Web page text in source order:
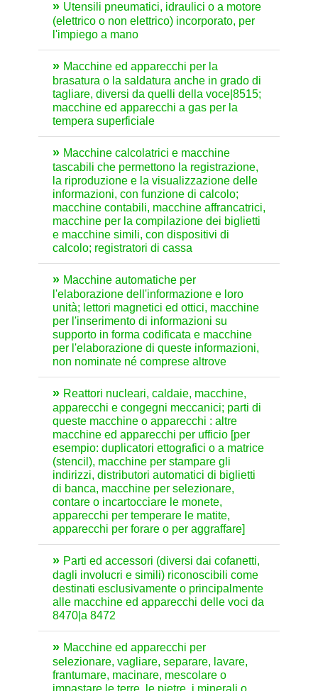
Utensili pneumatici, idraulici o a motore
(elettrico o non elettrico) incorporato, per
l'impiego a mano
Macchine ed apparecchi per la
brasatura o la saldatura anche in grado di
tagliare, diversi da quelli della voce|8515;
macchine ed apparecchi a gas per la
tempera superficiale
Macchine calcolatrici e macchine
tascabili che permettono la registrazione,
la riproduzione e la visualizzazione delle
informazioni, con funzione di calcolo;
macchine contabili, macchine affrancatrici,
macchine per la compilazione dei biglietti
e macchine simili, con dispositivi di
calcolo; registratori di cassa
Macchine automatiche per
l'elaborazione dell'informazione e loro
unità; lettori magnetici ed ottici, macchine
per l'inserimento di informazioni su
supporto in forma codificata e macchine
per l'elaborazione di queste informazioni,
non nominate né comprese altrove
Reattori nucleari, caldaie, macchine,
apparecchi e congegni meccanici; parti di
queste macchine o apparecchi : altre
macchine ed apparecchi per ufficio [per
esempio: duplicatori ettografici o a matrice
(stencil), macchine per stampare gli
indirizzi, distributori automatici di biglietti
di banca, macchine per selezionare,
contare o incartocciare le monete,
apparecchi per temperare le matite,
apparecchi per forare o per aggraffare]
Parti ed accessori (diversi dai cofanetti,
dagli involucri e simili) riconoscibili come
destinati esclusivamente o principalmente
alle macchine ed apparecchi delle voci da
8470|a 8472
Macchine ed apparecchi per
selezionare, vagliare, separare, lavare,
frantumare, macinare, mescolare o